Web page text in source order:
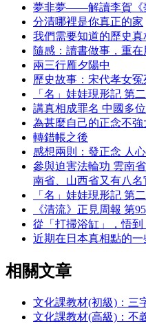
夢非夢——解讀李賀《
分清哪裡是你真正的家
我們需要知道的歷史真
隨感：讀書做事，重在
兩三行雁夕陽中
歷史故事：宋代孝女冤
「名」娃娃現形記 第二
講真相成罪名 中國多
為甚麼自己的正念不強
轉錯帳之後
感想兩則：發正念 人心
參與迫害法輪功 雲南
南省、山西省又有八名
「名」娃娃現形記 第二
《清流》正見周報 第
從「打掃浴缸」，悟到
近期在日本真相點的一
相關文章
文化課教材(初級)：三
文化課教材(高級)：不